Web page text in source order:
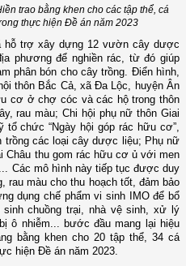
trao bằng khen cho các tập thể, cá
thực hiện Đề án năm 2023
hỗ trợ xây dựng 12 vườn cây dược
phương để nghiền rác, từ đó giúp
phân bón cho cây trồng. Điển hình,
thôn Bắc Cả, xã Đa Lộc, huyện Ân
cơ ở chợ cóc và các hộ trong thôn
rau màu; Chi hội phụ nữ thôn Giai
tổ chức “Ngày hội góp rác hữu cơ”,
trồng các loại cây dược liệu; Phụ nữ
Châu thu gom rác hữu cơ ủ với men
Các mô hình này tiếp tục được duy
rau màu cho thu hoạch tốt, đảm bảo
dụng chế phẩm vi sinh IMO để bổ
chuồng trại, nhà vệ sinh, xử lý
ô nhiễm... bước đầu mang lại hiệu
bằng khen cho 20 tập thể, 34 cá
hiện Đề án năm 2023.